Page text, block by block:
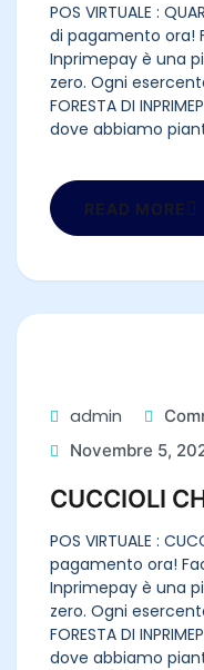
POS VIRTUALE :
di pagamento ora!
Inprimepay è una
zero. Ogni
FORESTA DI
dove abbiamo
READ MORE
admin
Novembre 5,
CUCCIOLI
POS VIRTUALE :
pagamento ora!
Inprimepay è una
zero. Ogni
FORESTA DI
dove abbiamo